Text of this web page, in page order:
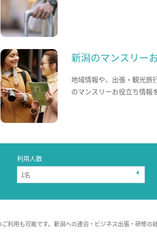
新潟のマンスリー
地域情報や、出張・観光旅
のマンスリーお役立ち情報
利用人数
用も可能です。新潟への連泊・ビジネス出張・研修の